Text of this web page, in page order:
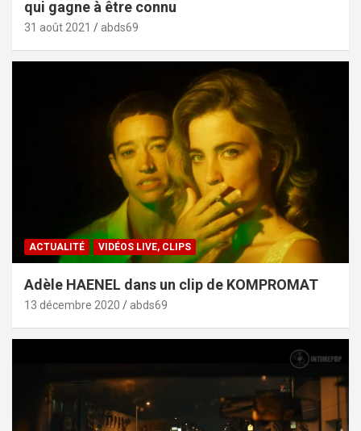
qui gagne à être connu
31 août 2021 abds69
ACTUALITÉ VIDÉOS LIVE, CLIPS
Adèle HAENEL dans un clip de KOMPROMAT
13 décembre 2020 abds69